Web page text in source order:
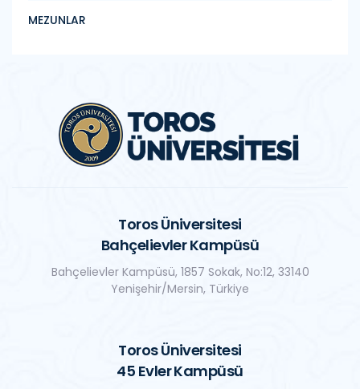
MEZUNLAR
Toros Üniversitesi
Bahçelievler Kampüsü
Bahçelievler Kampüsü, 1857 Sokak, No:12, 33140
Yenişehir/Mersin, Türkiye
Toros Üniversitesi
45 Evler Kampüsü